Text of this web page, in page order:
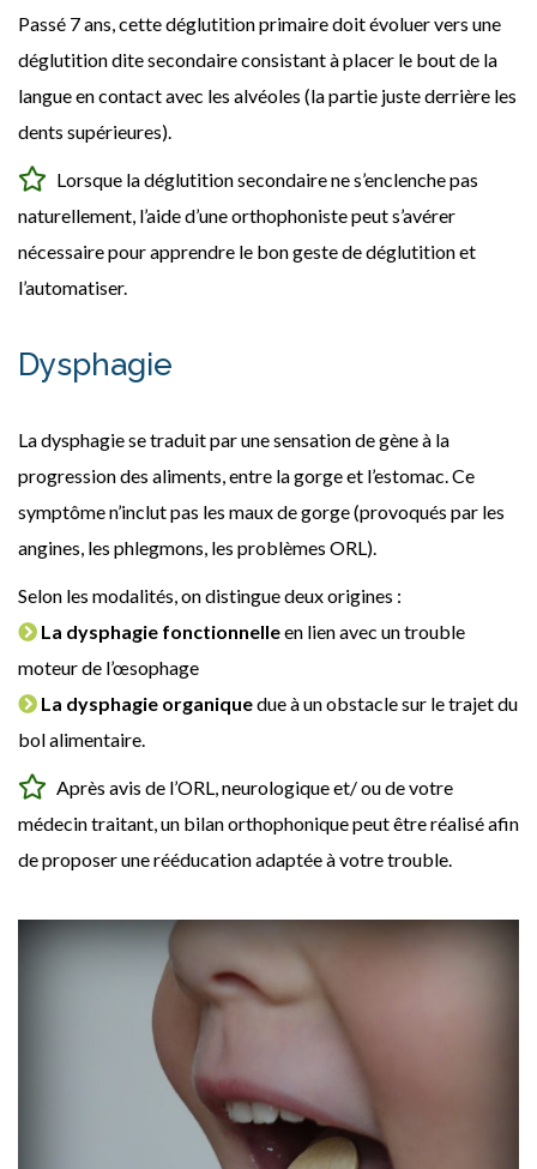
Passé 7 ans, cette déglutition primaire doit évoluer vers une
déglutition dite secondaire consistant à placer le bout de la
langue en contact avec les alvéoles (la partie juste derrière les
dents supérieures).
Lorsque la déglutition secondaire ne s’enclenche pas
naturellement, l’aide d’une orthophoniste peut s’avérer
nécessaire pour apprendre le bon geste de déglutition et
l’automatiser.
Dysphagie
La dysphagie se traduit par une sensation de gène à la
progression des aliments, entre la gorge et l’estomac. Ce
symptôme n’inclut pas les maux de gorge (provoqués par les
angines, les phlegmons, les problèmes ORL).
Selon les modalités, on distingue deux origines :
La dysphagie fonctionnelleen lien avec un trouble
moteur de l’œsophage
La dysphagie organiquedue à un obstacle sur le trajet du
bol alimentaire.
Après avis de l’ORL, neurologique et/ ou de votre
médecin traitant, un bilan orthophonique peut être réalisé afin
de proposer une rééducation adaptée à votre trouble.